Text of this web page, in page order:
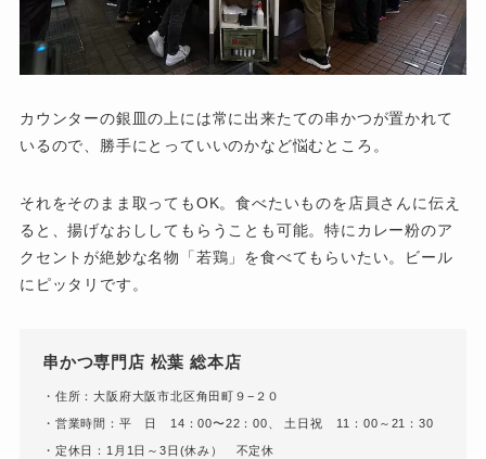
カウンターの銀皿の上には常に出来たての串かつが置かれて
いるので、勝手にとっていいのかなど悩むところ。
それをそのまま取ってもOK。食べたいものを店員さんに伝え
ると、揚げなおししてもらうことも可能。特にカレー粉のア
クセントが絶妙な名物「若鶏」を食べてもらいたい。ビール
にピッタリです。
串かつ専門店 松葉 総本店
・住所：大阪府大阪市北区角田町９−２０
・営業時間：平 日 14：00〜22：00、 土日祝 11：00～21：30
・定休日：1月1日～3日(休み） 不定休